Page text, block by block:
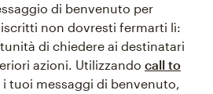
di benvenuto per
non dovresti fermarti lì:
di chiedere ai destinatari
azioni. Utilizzando call to
i tuoi messaggi di benvenuto,